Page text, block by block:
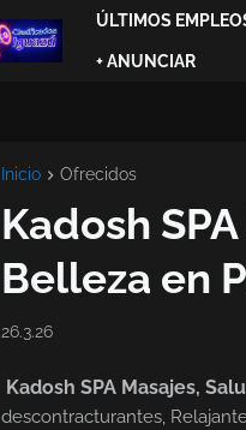
ÚLTIMOS
+ ANUNCIAR
Inicio Ofrecidos
Kadosh
Belleza en
26.3.26
Kadosh SPA Masajes,
descontracturantes,